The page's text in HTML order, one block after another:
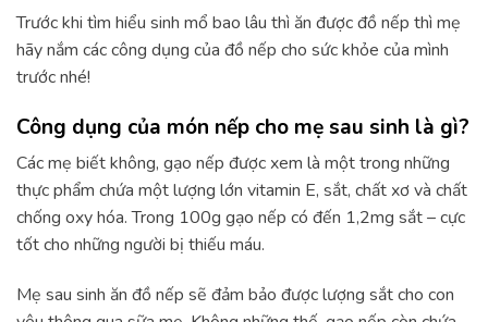
Trước khi tìm hiểu sinh mổ bao lâu thì ăn được đồ nếp thì mẹ
hãy nắm các công dụng của đồ nếp cho sức khỏe của mình
trước nhé!
Công dụng của món nếp cho mẹ sau sinh là gì?
Các mẹ biết không, gạo nếp được xem là một trong những
thực phẩm chứa một lượng lớn vitamin E, sắt, chất xơ và chất
chống oxy hóa. Trong 100g gạo nếp có đến 1,2mg sắt – cực
tốt cho những người bị thiếu máu.
Mẹ sau sinh ăn đồ nếp sẽ đảm bảo được lượng sắt cho con